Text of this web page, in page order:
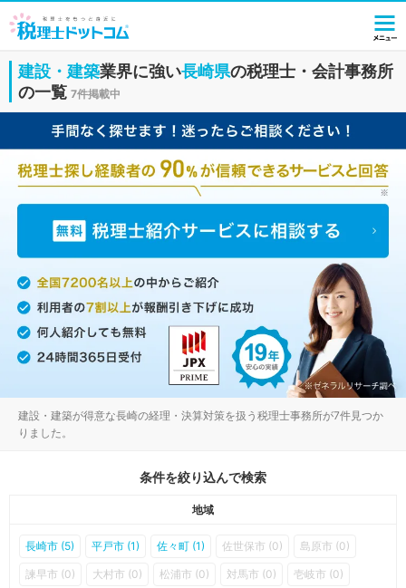
建設・建築業界に強い長崎県の税理士・会計事務所
の一覧 7件掲載中
建設・建築が得意な長崎の経理・決算対策を扱う税理士事務所が7件見つか
りました。
条件を絞り込んで検索
地域
長崎市 (5) 平戸市 (1) 佐々町 (1) 佐世保市 (0) 島原市 (0)
諫早市 (0) 大村市 (0) 松浦市 (0) 対馬市 (0) 壱岐市 (0)